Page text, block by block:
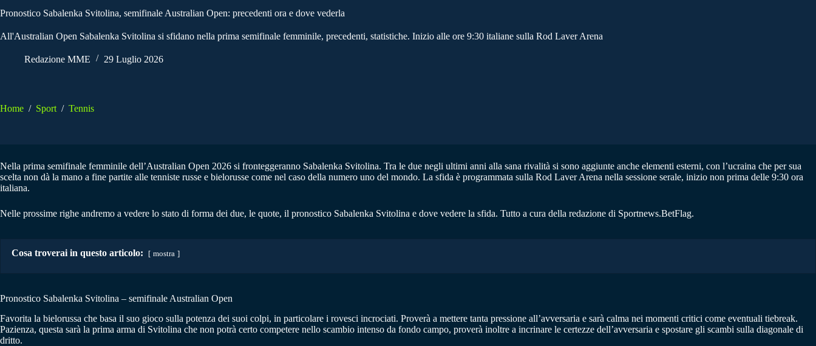
Pronostico Sabalenka Svitolina, semifinale Australian Open: precedenti ora e dove vederla
All'Australian Open Sabalenka Svitolina si sfidano nella prima semifinale femminile, precedenti, statistiche. Inizio alle ore 9:30 italiane sulla Rod Laver Arena
Redazione MME 29 Luglio 2026
Home / Sport / Tennis
Nella prima semifinale femminile dell’Australian Open 2026 si fronteggeranno Sabalenka Svitolina. Tra le due negli ultimi anni alla sana rivalità si sono aggiunte anche elementi esterni, con l’ucraina che per sua
scelta non dà la mano a fine partite alle tenniste russe e bielorusse come nel caso della numero uno del mondo. La sfida è programmata sulla Rod Laver Arena nella sessione serale, inizio non prima delle 9:30 ora
italiana.
Nelle prossime righe andremo a vedere lo stato di forma dei due, le quote, il pronostico Sabalenka Svitolina e dove vedere la sfida. Tutto a cura della redazione di Sportnews.BetFlag.
Cosa troverai in questo articolo: mostra
Pronostico Sabalenka Svitolina – semifinale Australian Open
Favorita la bielorussa che basa il suo gioco sulla potenza dei suoi colpi, in particolare i rovesci incrociati. Proverà a mettere tanta pressione all’avversaria e sarà calma nei momenti critici come eventuali tiebreak.
Pazienza, questa sarà la prima arma di Svitolina che non potrà certo competere nello scambio intenso da fondo campo, proverà inoltre a incrinare le certezze dell’avversaria e spostare gli scambi sulla diagonale di
dritto.